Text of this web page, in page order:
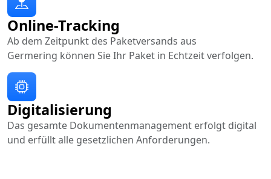
Online-Tracking
Ab dem Zeitpunkt des Paketversands aus
Germering können Sie Ihr Paket in Echtzeit verfolgen.
Digitalisierung
Das gesamte Dokumentenmanagement erfolgt digital
und erfüllt alle gesetzlichen Anforderungen.